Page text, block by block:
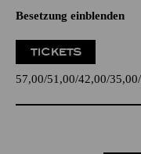
Besetzung einblenden
TICKETS
57,00 51,00 42,00 35,00